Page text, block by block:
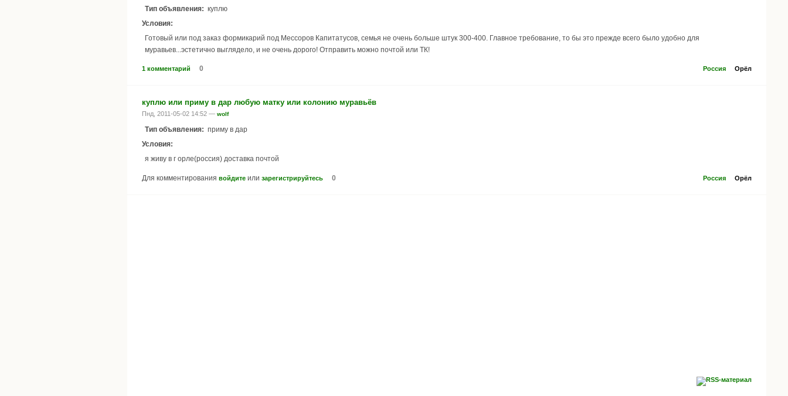
Тип объявления: куплю
Условия:
Готовый или под заказ формикарий под Мессоров Капитатусов, семья не очень больше штук 300-400. Главное требование, то бы это прежде всего было удобно для
муравьев...эстетично выглядело, и не очень дорого! Отправить можно почтой или ТК!
Россия Орёл
1 комментарий 0
куплю или приму в дар любую матку или колонию муравьёв
Пнд, 2011-05-02 14:52 — wolf
Тип объявления: приму в дар
Условия:
я живу в г орле(россия) доставка почтой
Россия Орёл
Для комментирования войдите или зарегистрируйтесь 0